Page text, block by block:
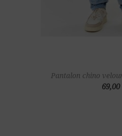
Pantalon chino
69,00